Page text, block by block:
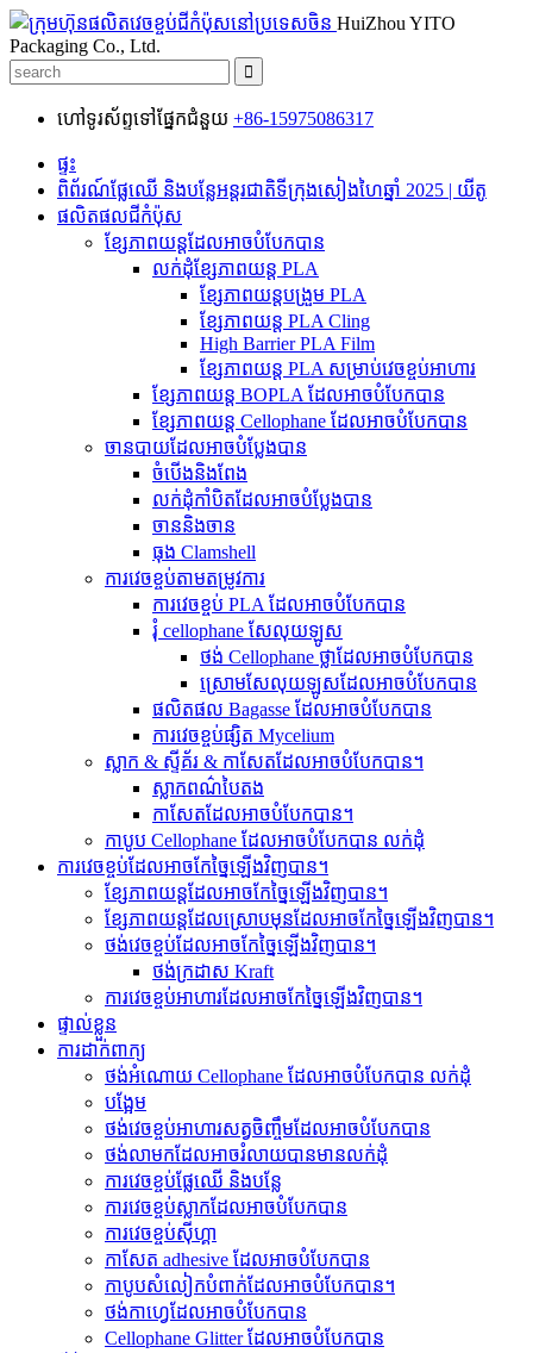
HuiZhou YITO
Packaging Co., Ltd.
ហៅទូរស័ព្ទទៅផ្នែកជំនួយ +86-15975086317
ផ្ទះ
ពិព័រណ៍ផ្លែឈើ និងបន្លែអន្តរជាតិទីក្រុងសៀងហៃឆ្នាំ 2025 | យីតូ
ផលិតផលជីកំប៉ុស
ខ្សែភាពយន្តដែលអាចបំបែកបាន
លក់ដុំខ្សែភាពយន្ត PLA
ខ្សែភាពយន្តបង្រួម PLA
ខ្សែភាពយន្ត PLA Cling
High Barrier PLA Film
ខ្សែភាពយន្ត PLA សម្រាប់វេចខ្ចប់អាហារ
ខ្សែភាពយន្ត BOPLA ដែលអាចបំបែកបាន
ខ្សែភាពយន្ត Cellophane ដែលអាចបំបែកបាន
ចានបាយដែលអាចបំប្លែងបាន
ចំបើងនិងពែង
លក់ដុំកាំបិតដែលអាចបំប្លែងបាន
ចាននិងចាន
ធុង Clamshell
ការវេចខ្ចប់តាមតម្រូវការ
ការវេចខ្ចប់ PLA ដែលអាចបំបែកបាន
រុំ cellophane សែលុយឡូស
ថង់ Cellophane ថ្លាដែលអាចបំបែកបាន
ស្រោមសែលុយឡូសដែលអាចបំបែកបាន
ផលិតផល Bagasse ដែលអាចបំបែកបាន
ការវេចខ្ចប់ផ្សិត Mycelium
ស្លាក & ស្ទីគ័រ & កាសែតដែលអាចបំបែកបាន។
ស្លាកពណ៌បៃតង
កាសែតដែលអាចបំបែកបាន។
កាបូប Cellophane ដែលអាចបំបែកបាន លក់ដុំ
ការវេចខ្ចប់ដែលអាចកែច្នៃឡើងវិញបាន។
ខ្សែភាពយន្តដែលអាចកែច្នៃឡើងវិញបាន។
ខ្សែភាពយន្តដែលស្រោបមុនដែលអាចកែច្នៃឡើងវិញបាន។
ថង់វេចខ្ចប់ដែលអាចកែច្នៃឡើងវិញបាន។
ថង់ក្រដាស Kraft
ការវេចខ្ចប់អាហារដែលអាចកែច្នៃឡើងវិញបាន។
ផ្ទាល់ខ្លួន
ការដាក់ពាក្យ
ថង់អំណោយ Cellophane ដែលអាចបំបែកបាន លក់ដុំ
បង្អែម
ថង់វេចខ្ចប់អាហារសត្វចិញ្ចឹមដែលអាចបំបែកបាន
ថង់​លាមក​ដែល​អាច​រំលាយ​បាន​មាន​លក់​ដុំ
ការវេចខ្ចប់ផ្លែឈើ និងបន្លែ
ការវេចខ្ចប់ស្លាកដែលអាចបំបែកបាន
ការវេចខ្ចប់ស៊ីហ្គា
កាសែត adhesive ដែលអាចបំបែកបាន
កាបូបសំលៀកបំពាក់ដែលអាចបំបែកបាន។
ថង់កាហ្វេដែលអាចបំបែកបាន
Cellophane Glitter ដែលអាចបំបែកបាន